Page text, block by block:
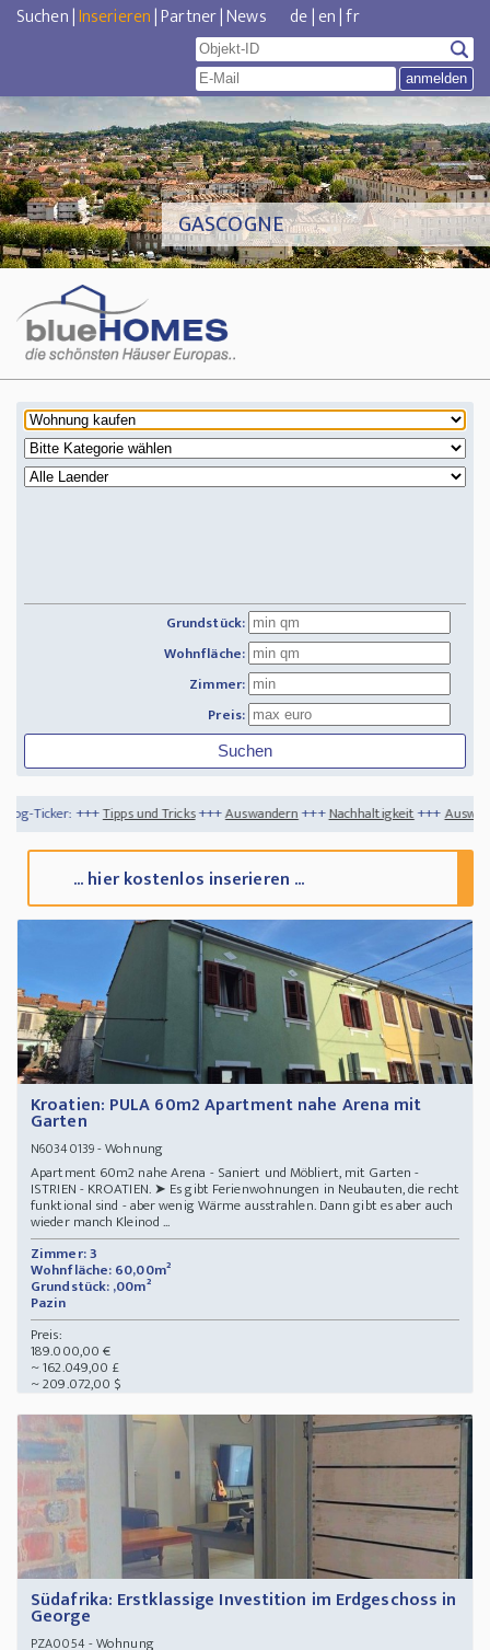
Suchen|Inserieren|Partner|News de|en|fr
GASCOGNE
Grundstück:
Wohnfläche:
Zimmer:
Preis:
Tipps und Tricks+++Auswandern+++Nachhaltigkeit+++Auswandern - dahin,
... hier kostenlos inserieren ...
Kroatien: PULA 60m2 Apartment nahe Arena mit
Garten
N60340139- Wohnung
Apartment 60m2 nahe Arena - Saniert und Möbliert, mit Garten -
ISTRIEN - KROATIEN. ➤ Es gibt Ferienwohnungen in Neubauten, die recht
funktional sind - aber wenig Wärme ausstrahlen. Dann gibt es aber auch
wieder manch Kleinod ...
Zimmer: 3
Wohnfläche: 60,00m²
Grundstück: ,00m²
Pazin
Preis:
189.000,00 €
~ 162.049,00 £
~ 209.072,00 $
Südafrika: Erstklassige Investition im Erdgeschoss in
George
PZA0054- Wohnung